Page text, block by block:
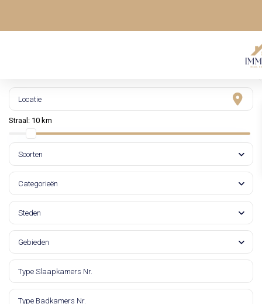
Straal: 10 km
Soorten
Categorieën
Steden
Gebieden